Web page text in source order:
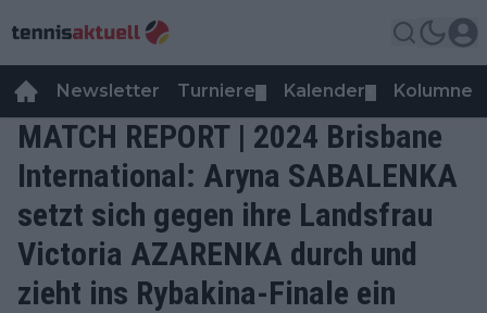
Newsletter Turniere Kalender Kolumnen
MATCH REPORT | 2024 Brisbane
International: Aryna SABALENKA
setzt sich gegen ihre Landsfrau
Victoria AZARENKA durch und
zieht ins Rybakina-Finale ein